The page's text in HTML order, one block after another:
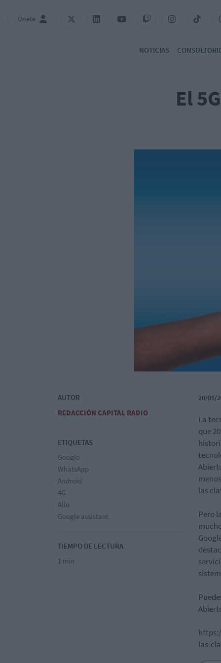
Únete
NOTICIAS
El
AUTOR
REDACCIÓN CAPITAL RADIO
ETIQUETAS
Google
WhatsApp
Android
4G
Allo
Google assistant
TIEMPO DE LECTURA
1 min
20/05/
La
que
las
Pero
las-